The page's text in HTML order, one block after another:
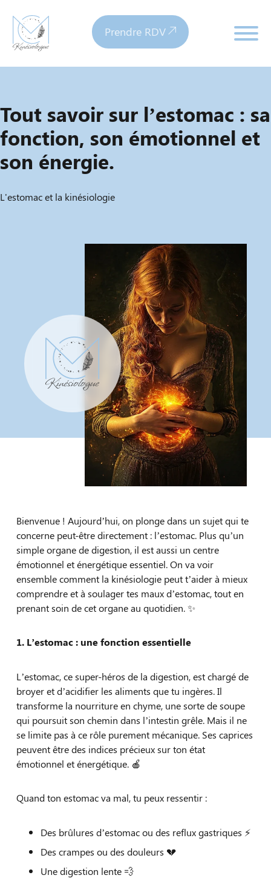
Prendre RDV
Tout savoir sur l’estomac : sa
fonction, son émotionnel et
son énergie.
L'estomac et la kinésiologie
Bienvenue ! Aujourd’hui, on plonge dans un sujet qui te
concerne peut-être directement : l’estomac. Plus qu’un
simple organe de digestion, il est aussi un centre
émotionnel et énergétique essentiel. On va voir
ensemble comment la kinésiologie peut t’aider à mieux
comprendre et à soulager tes maux d’estomac, tout en
prenant soin de cet organe au quotidien. ✨
1. L’estomac : une fonction essentielle
L’estomac, ce super-héros de la digestion, est chargé de
broyer et d’acidifier les aliments que tu ingères. Il
transforme la nourriture en chyme, une sorte de soupe
qui poursuit son chemin dans l’intestin grêle. Mais il ne
se limite pas à ce rôle purement mécanique. Ses caprices
peuvent être des indices précieux sur ton état
émotionnel et énergétique. 🍎
Quand ton estomac va mal, tu peux ressentir :
Des brûlures d’estomac ou des reflux gastriques ⚡
Des crampes ou des douleurs 💔
Une digestion lente 💨